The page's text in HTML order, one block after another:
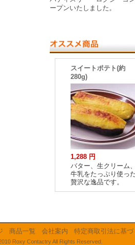
ープンいたしました。
スイートポテト(約
280g)
1,288 円
バター、生クリーム
牛乳をたっぷり使っ
贅沢な逸品です。
商品一覧 会社案内 特定商取引法に基づ
Roxy Contactry All Rights Reserved.